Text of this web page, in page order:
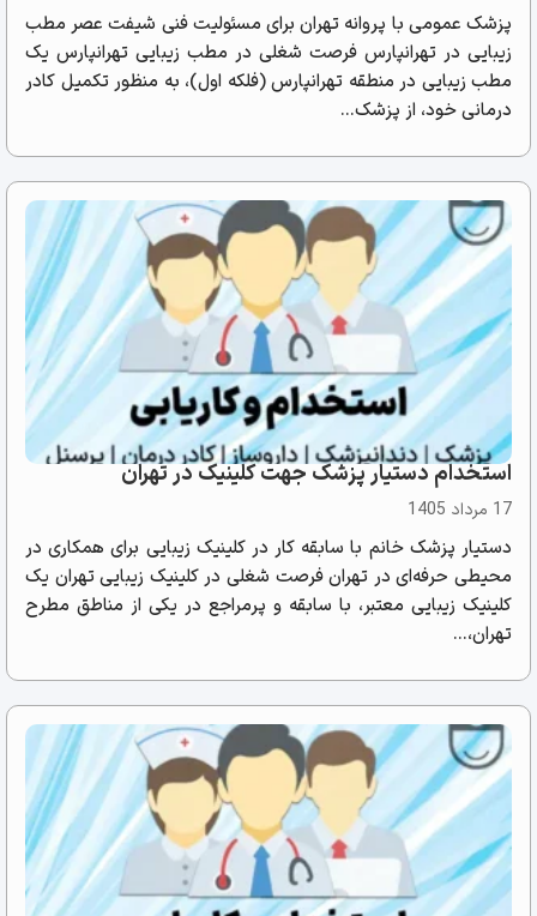
پزشک عمومی با پروانه تهران برای مسئولیت فنی شیفت عصر مطب
زیبایی در تهرانپارس فرصت شغلی در مطب زیبایی تهرانپارس یک
مطب زیبایی در منطقه تهرانپارس (فلکه اول)، به منظور تکمیل کادر
درمانی خود، از پزشک...
استخدام دستیار پزشک جهت کلینیک در تهران
17 مرداد 1405
دستیار پزشک خانم با سابقه کار در کلینیک زیبایی برای همکاری در
محیطی حرفه‌ای در تهران فرصت شغلی در کلینیک زیبایی تهران یک
کلینیک زیبایی معتبر، با سابقه و پرمراجع در یکی از مناطق مطرح
تهران،...